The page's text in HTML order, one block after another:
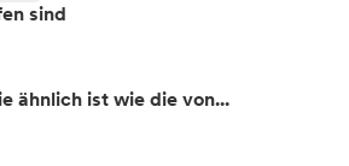
sind
ähnlich ist wie die von...